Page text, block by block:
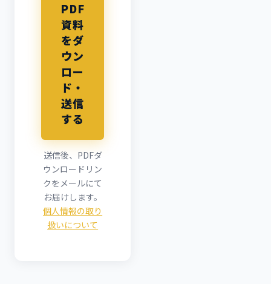
PDF
資料
をダ
ウン
ロー
ド・
送信
する
送信後、PDFダ
ウンロードリン
クをメールにて
お届けします。
個人情報の取り
扱いについて